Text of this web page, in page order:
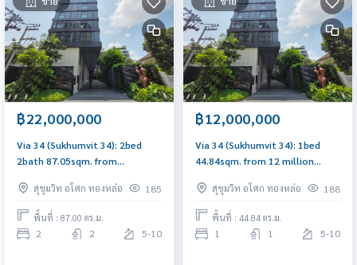
฿22,000,000
Via 34 (Sukhumvit 34): 2bed
2bath 87.05sqm. from
สุขุมวิท อโศก ทองหล่อ
185
พื้นที่ : 87.00 ตร.ม.
2 2 5-10
฿12,000,000
Via 34 (Sukhumvit 34): 1bed
44.84sqm. from 12 million
move in Am: 0656199198
สุขุมวิท อโศก ทองหล่อ 188
พื้นที่ : 44.84 ตร.ม.
1 1 5-10